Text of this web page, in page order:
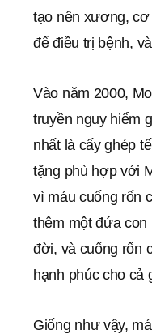
tạo nên xương,
để điều trị bệnh,
Vào năm 2000,
truyền nguy hiểm
nhất là cấy ghép
tặng phù hợp với
vì máu cuống rốn
thêm một đứa con
đời, và cuống rốn
hạnh phúc cho cả
Giống như vậy,